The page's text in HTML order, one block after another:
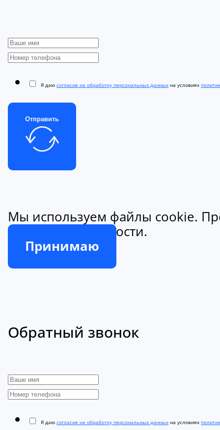
Я даю согласие на обработку персональных данных на условиях
Отправить
Мы используем файлы cookie.
конфиденциальности.
Принимаю
Обратный звонок
Я даю согласие на обработку персональных данных на условиях